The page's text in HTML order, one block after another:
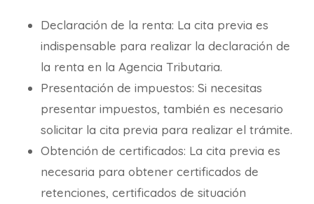
Declaración de la renta: La cita previa es
indispensable para realizar la declaración de
la renta en la Agencia Tributaria.
Presentación de impuestos: Si necesitas
presentar impuestos, también es necesario
solicitar la cita previa para realizar el trámite.
Obtención de certificados: La cita previa es
necesaria para obtener certificados de
retenciones, certificados de situación